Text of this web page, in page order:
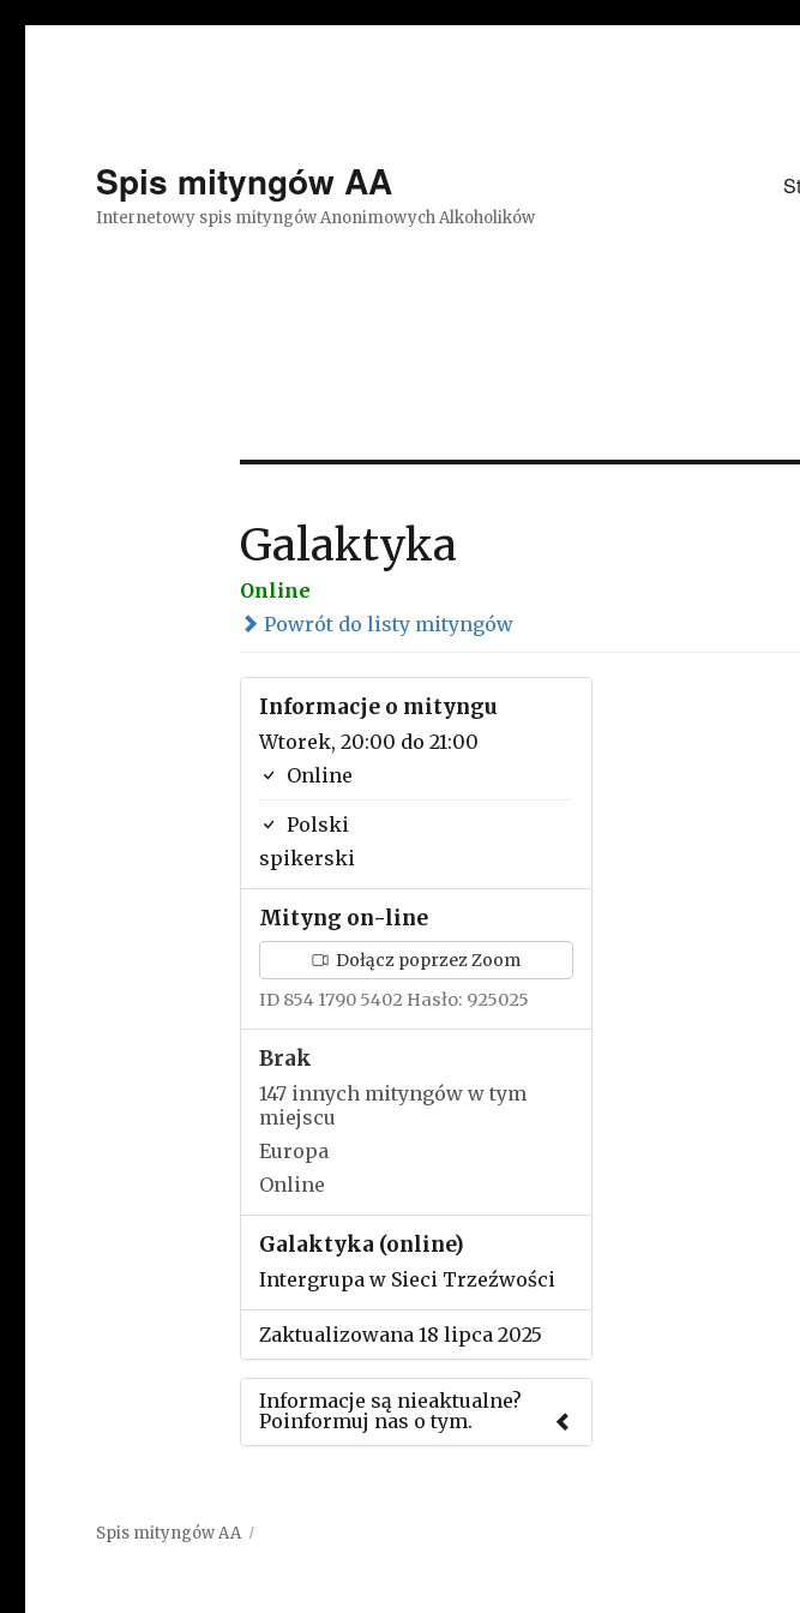
Spis mityngów AA
Internetowy spis mityngów Anonimowych Alkoholików
Galaktyka
Online
Powrót do listy mityngów
Informacje o mityngu
Wtorek, 20:00 do 21:00
Online
Polski
spikerski
Mityng on-line
Dołącz poprzez Zoom
ID 854 1790 5402 Hasło: 925025
Brak
147 innych mityngów w tym
miejscu
Europa
Online
Galaktyka (online)
Intergrupa w Sieci Trzeźwości
Zaktualizowana 18 lipca 2025
Informacje są nieaktualne?
Poinformuj nas o tym.
Spis mityngów AA